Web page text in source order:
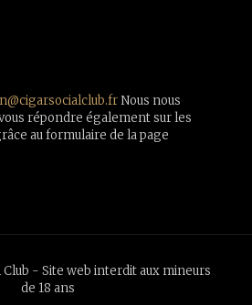
Nous nous
répondre également sur les
au formulaire de la page
- Site web interdit aux mineurs
de 18 ans